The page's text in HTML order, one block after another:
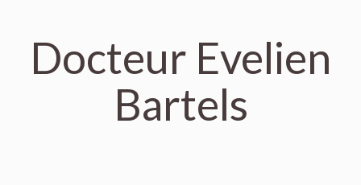
Docteur Evelien
Bartels